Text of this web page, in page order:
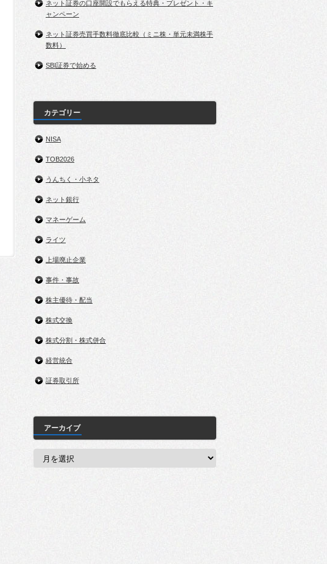
ネット証券の口座開設でもらえる特典・プレゼント・キ
ャンペーン
ネット証券売買手数料徹底比較（ミニ株・単元未満株手
数料）
SBI証券で始める
カテゴリー
NISA
TOB2026
うんちく・小ネタ
ネット銀行
マネーゲーム
ライツ
上場廃止企業
事件・事故
株主優待・配当
株式交換
株式分割・株式併合
経営統合
証券取引所
アーカイブ